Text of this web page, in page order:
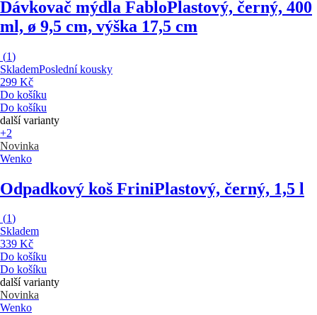
Dávkovač mýdla FabloPlastový, černý, 400
ml, ø 9,5 cm, výška 17,5 cm
(1)
SklademPoslední kousky
299 Kč
Do košíku
Do košíku
další varianty
+2
Novinka
Wenko
Odpadkový koš FriniPlastový, černý, 1,5 l
(1)
Skladem
339 Kč
Do košíku
Do košíku
další varianty
Novinka
Wenko